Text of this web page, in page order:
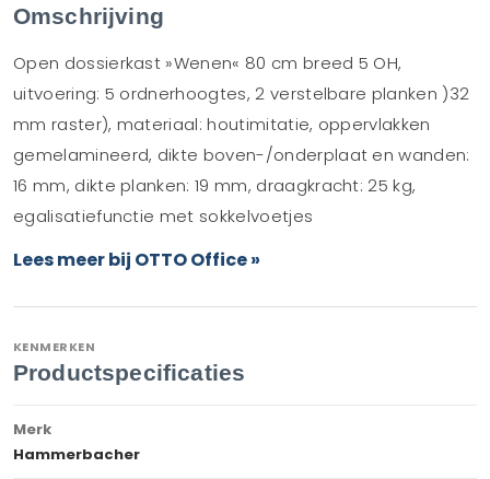
Omschrijving
Open dossierkast »Wenen« 80 cm breed 5 OH,
uitvoering: 5 ordnerhoogtes, 2 verstelbare planken )32
mm raster), materiaal: houtimitatie, oppervlakken
gemelamineerd, dikte boven-/onderplaat en wanden:
16 mm, dikte planken: 19 mm, draagkracht: 25 kg,
egalisatiefunctie met sokkelvoetjes
Lees meer bij OTTO Office »
KENMERKEN
Productspecificaties
Merk
Hammerbacher